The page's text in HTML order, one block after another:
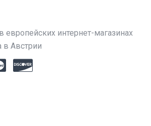
интернет-магазинах
в Австрии